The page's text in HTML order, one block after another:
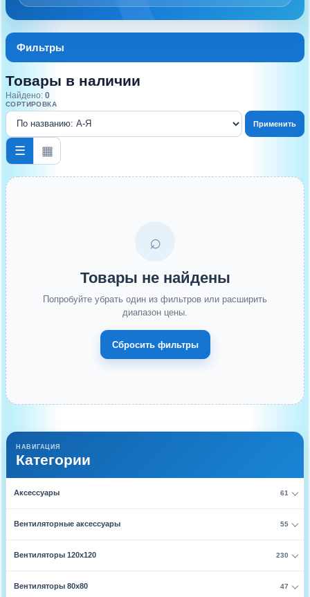
Фильтры
Товары в наличии
Найдено: 0
СОРТИРОВКА
Применить
☰ ▦
⌕
Товары не найдены
Попробуйте убрать один из фильтров или расширить
диапазон цены.
Сбросить фильтры
НАВИГАЦИЯ
Категории
Аксессуары 61
Вентиляторные аксессуары 55
Вентиляторы 120х120 230
Вентиляторы 80х80 47